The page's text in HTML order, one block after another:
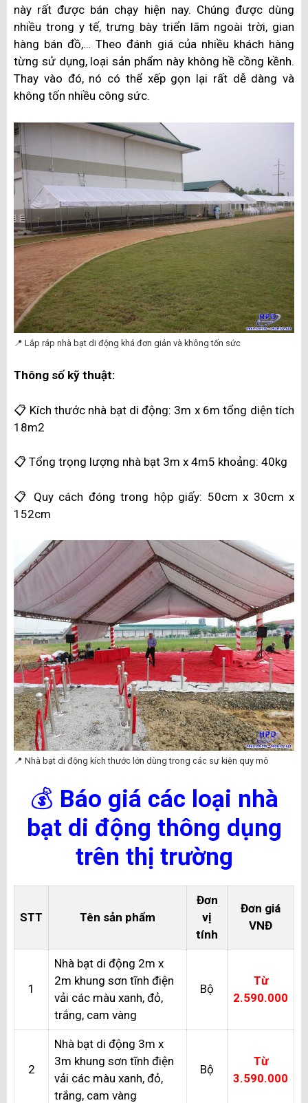
này rất được bán chạy hiện nay. Chúng được dùng
nhiều trong y tế, trưng bày triển lãm ngoài trời, gian
hàng bán đồ,… Theo đánh giá của nhiều khách hàng
từng sử dụng, loại sản phẩm này không hề cồng kềnh.
Thay vào đó, nó có thể xếp gọn lại rất dễ dàng và
không tốn nhiều công sức.
📍 Lắp ráp nhà bạt di động khá đơn giản và không tốn sức
Thông số kỹ thuật:
📋 Kích thước nhà bạt di động: 3m x 6m tổng diện tích
18m2
📋 Tổng trọng lượng nhà bạt 3m x 4m5 khoảng: 40kg
📋 Quy cách đóng trong hộp giấy: 50cm x 30cm x
152cm
📍 Nhà bạt di động kích thước lớn dùng trong các sự kiện quy mô
💰 Báo giá các loại nhà
bạt di động thông dụng
trên thị trường
STT Tên sản phẩm
Đơn
vị
tính
Đơn giá
VNĐ
1
Nhà bạt di động 2m x
2m khung sơn tĩnh điện
vải các màu xanh, đỏ,
trắng, cam vàng
Bộ
Từ
2.590.000
2
Nhà bạt di động 3m x
3m khung sơn tĩnh điện
vải các màu xanh, đỏ,
trắng, cam vàng
Bộ
Từ
3.590.000